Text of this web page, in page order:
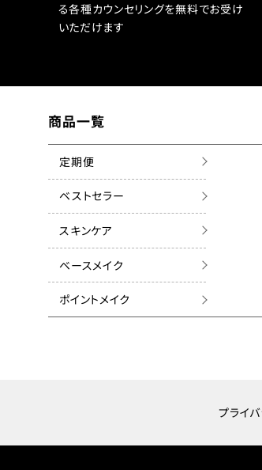
る各種カウンセリングを無料でお受け
いただけます
商品一覧
定期便
ベストセラー
スキンケア
ベースメイク
ポイントメイク
プライ